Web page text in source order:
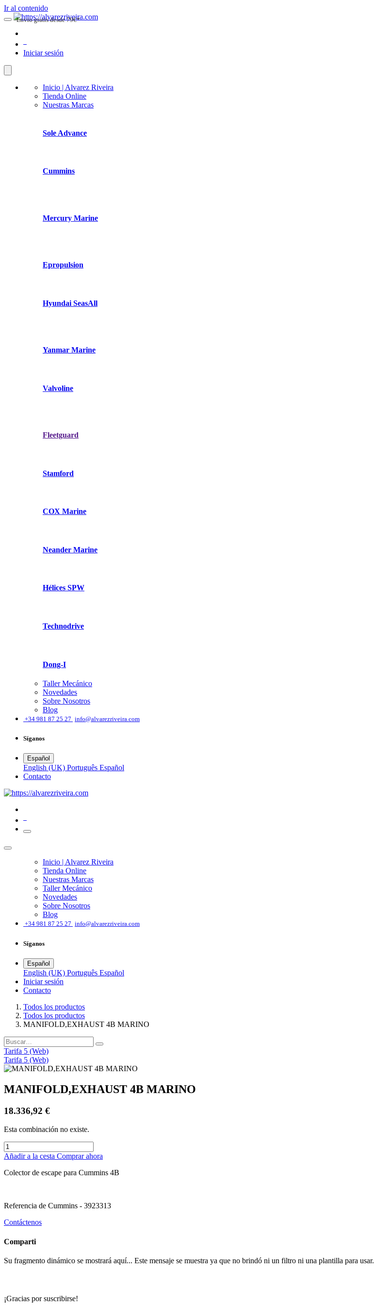
Ir al contenido
Iniciar sesión
Inicio | Alvarez Riveira
Tienda Online
Nuestras Marcas
Sole Advance
Cummins
Mercury Marine
Epropulsion
Hyundai SeasAll
Yanmar Marine
Valvoline
Fleetguard
Stamford
COX Marine
Neander Marine
Hélices SPW
Technodrive
Dong-I
Taller Mecánico
Novedades
Sobre Nosotros
Blog
+34 981 87 25 27 info@alvarezriveira.com
Síganos
Español
English (UK) Português Español
​Contacto
Envio gratis desde 79€*
Inicio | Alvarez Riveira
Tienda Online
Nuestras Marcas
Taller Mecánico
Novedades
Sobre Nosotros
Blog
+34 981 87 25 27 info@alvarezriveira.com
Síganos
Español
English (UK) Português Español
Iniciar sesión
​Contacto
Todos los productos
Todos los productos
MANIFOLD,EXHAUST 4B MARINO
Tarifa 5 (Web)
Tarifa 5 (Web)
MANIFOLD,EXHAUST 4B MARINO
18.336,92 €
Esta combinación no existe.
Añadir a la cesta Comprar ahora
Colector de escape para Cummins 4B
Referencia de Cummins - 3923313
Contáctenos
Comparti
Su fragmento dinámico se mostrará aquí... Este mensaje se muestra ya que no brindó ni un filtro ni una plantilla para usar.
¡Gracias por suscribirse!